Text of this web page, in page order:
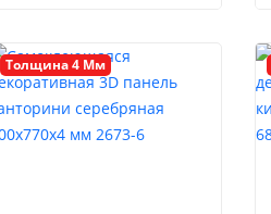
Толщина 4 Мм